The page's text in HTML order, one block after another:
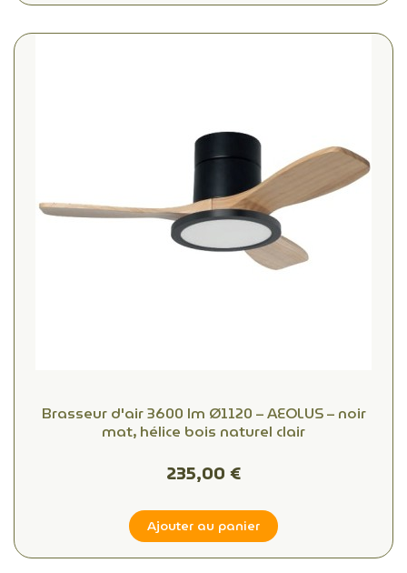
Brasseur d'air 3600 lm Ø1120 – AEOLUS – noir
mat, hélice bois naturel clair
235,00 €
Ajouter au panier